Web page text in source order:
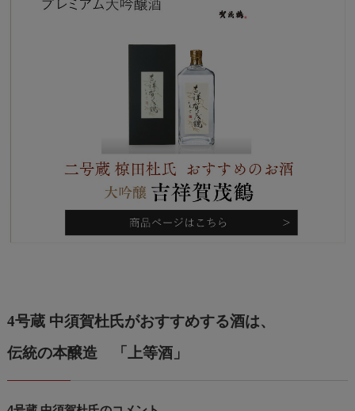
4号蔵 中須賀杜氏がおすすめする酒は、
伝統の本醸造 「上等酒」